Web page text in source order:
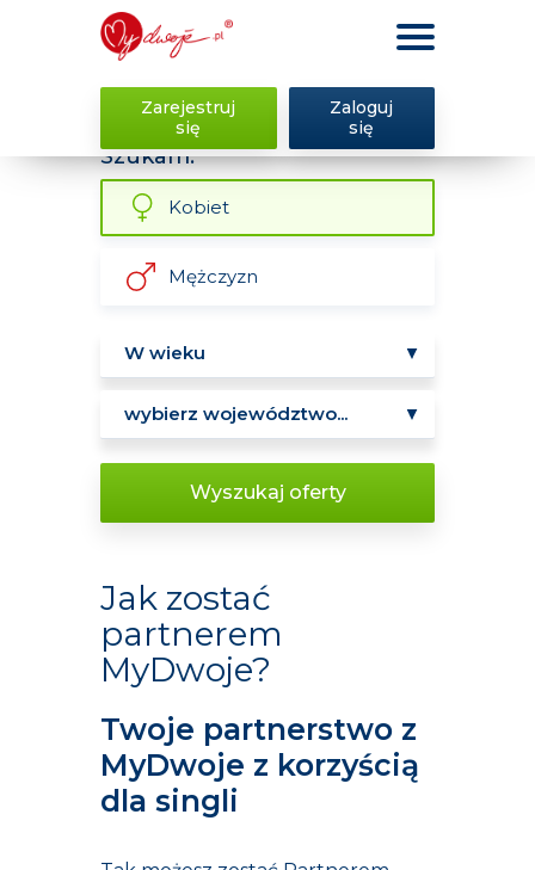
Zarejestruj
się
Zaloguj
się
Szukam:
Kobiet
Mężczyzn
Wyszukaj oferty
Jak zostać
partnerem
MyDwoje?
Twoje partnerstwo z
MyDwoje z korzyścią
dla singli